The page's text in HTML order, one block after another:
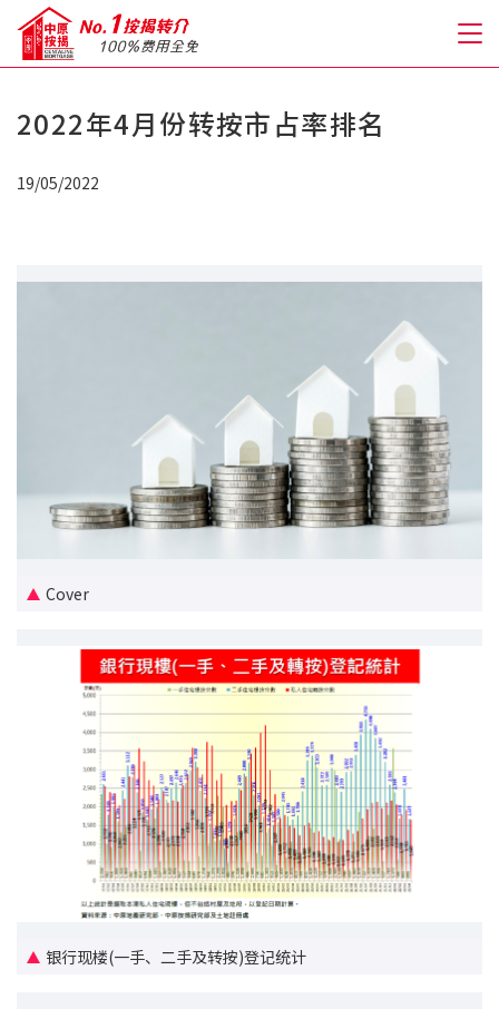
关于我们
新盘优越按揭优惠
中原按揭标签优惠
按揭工具
按揭计算
转按计算
置业预算
供款年期计算
工商铺按揭计算
2022年4月份转按市占率排名
19/05/2022
Cover
银行现楼(一手、二手及转按)登记统计